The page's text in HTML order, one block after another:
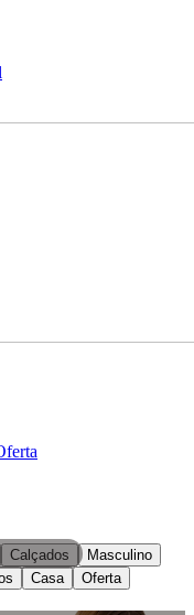
Calçados
Masculino
Casa Oferta